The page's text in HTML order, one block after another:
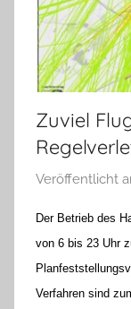
Zuviel
Veröffentlicht
Der Betrieb des
von 6 bis 23 Uhr
Verfahren sind